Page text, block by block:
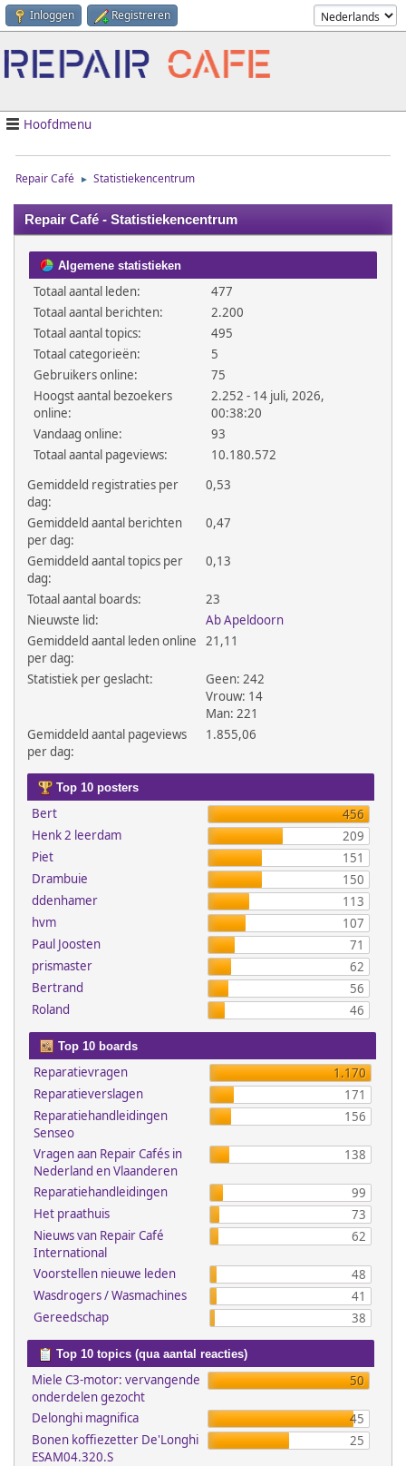
Inloggen Registreren
Hoofdmenu
Repair Café ► Statistiekencentrum
Repair Café - Statistiekencentrum
Algemene statistieken
Totaal aantal leden:
477
Totaal aantal berichten:
2.200
Totaal aantal topics:
495
Totaal categorieën:
5
Gebruikers online:
75
Hoogst aantal bezoekers
online:
2.252 - 14 juli, 2026,
00:38:20
Vandaag online:
93
Totaal aantal pageviews:
10.180.572
Gemiddeld registraties per
dag:
0,53
Gemiddeld aantal berichten
per dag:
0,47
Gemiddeld aantal topics per
dag:
0,13
Totaal aantal boards:
23
Nieuwste lid:
Ab Apeldoorn
Gemiddeld aantal leden online
per dag:
21,11
Statistiek per geslacht:
Geen: 242
Vrouw: 14
Man: 221
Gemiddeld aantal pageviews
per dag:
1.855,06
Top 10 posters
Bert
456
Henk 2 leerdam
209
Piet
151
Drambuie
150
ddenhamer
113
hvm
107
Paul Joosten
71
prismaster
62
Bertrand
56
Roland
46
Top 10 boards
Reparatievragen
1.170
Reparatieverslagen
171
Reparatiehandleidingen
Senseo
156
Vragen aan Repair Cafés in
Nederland en Vlaanderen
138
Reparatiehandleidingen
99
Het praathuis
73
Nieuws van Repair Café
International
62
Voorstellen nieuwe leden
48
Wasdrogers / Wasmachines
41
Gereedschap
38
Top 10 topics (qua aantal reacties)
Miele C3-motor: vervangende
onderdelen gezocht
50
Delonghi magnifica
45
Bonen koffiezetter De'Longhi
ESAM04.320.S
25